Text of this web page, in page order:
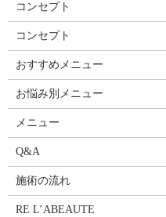
コンセプト
コンセプト
おすすめメニュー
お悩み別メニュー
メニュー
Q&A
施術の流れ
RE L’ABEAUTE